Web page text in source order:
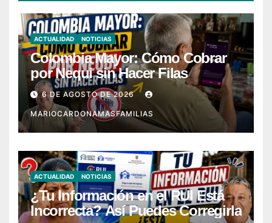
ACTUALIDAD NOTICIAS
Colombia Mayor: Cómo Cobrar
por Nequi sin Hacer Filas
6 DE AGOSTO DE 2026
MARIOCARDONAMASFAMILIAS
ACTUALIDAD NOTICIAS
¿Tu Información en el RUI Está
Incorrecta? Así Puedes Corregirla